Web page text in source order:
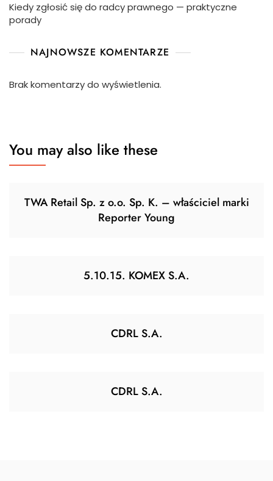
Kiedy zgłosić się do radcy prawnego — praktyczne
porady
NAJNOWSZE KOMENTARZE
Brak komentarzy do wyświetlenia.
You may also like these
TWA Retail Sp. z o.o. Sp. K. – właściciel marki
Reporter Young
5.10.15. KOMEX S.A.
CDRL S.A.
CDRL S.A.